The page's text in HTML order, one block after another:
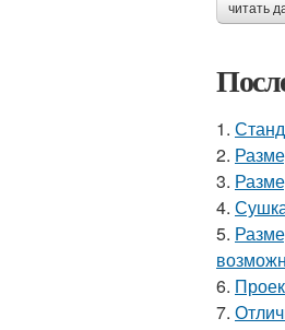
читать
1.
2.
3.
4.
5.
6.
7.